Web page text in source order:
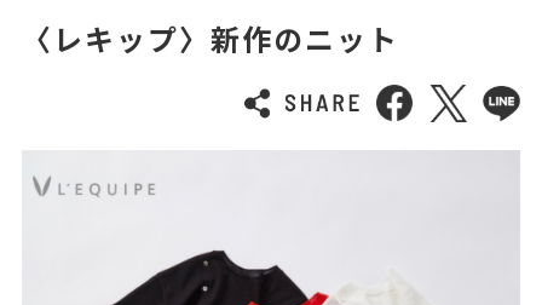
〈レキップ〉新作のニット